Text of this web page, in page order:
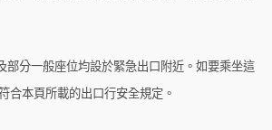
部分一般座位均設於緊急出口附近。如要乘坐這
合本頁所載的出口行安全規定。